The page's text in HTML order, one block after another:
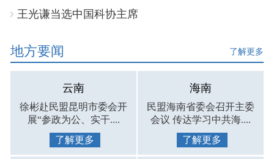
王光谦当选中国科协主席
地方要闻 了解更多
云南
徐彬赴民盟昆明市委会开
展“参政为公、实干....
了解更多
海南
民盟海南省委会召开主委
会议 传达学习中共海....
了解更多